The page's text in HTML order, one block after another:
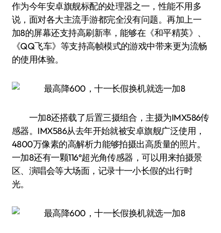
作为今年安卓旗舰标配的处理器之一，性能不用多
说，面对各大主流手游都完全没有问题。再加上一
加8的屏幕还支持高刷新率，能够在《和平精英》、
《QQ飞车》等支持高帧模式的游戏中带来更为流畅
的使用体验。
一加8还搭载了后置三摄组合，主摄为IMX586传
感器。IMX586从去年开始就被安卓旗舰广泛使用，
4800万像素的高解析力能够拍摄出高质量的照片。
一加8还有一颗116°超光角传感器，可以用来拍摄景
区、演唱会等大场面，记录十一小长假的出行时
光。